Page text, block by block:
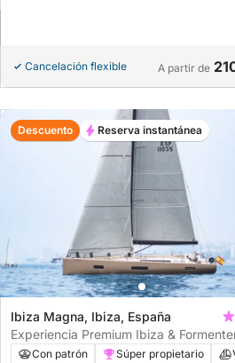
Cancelación flexible A partir de
Ibiza Magna, Ibiza, España
Experiencia Premium Ibiza &
Velero privado de lujo con capitán
Con patrón Súper propietario
Descuento Reserva instantánea